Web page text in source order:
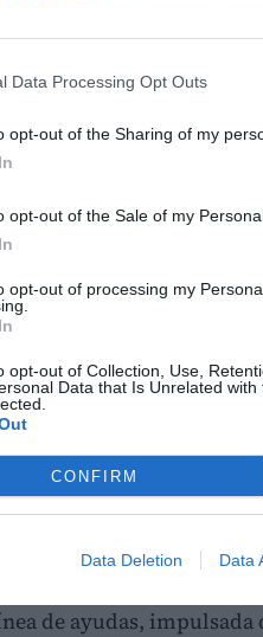
Data Processing Opt Outs
opt-out of the Sharing of my
opt-out of the Sale of my
opt-out of processing my
opt-out of Collection, Use,
Data that Is Unrelated
CONFIRM
Data Deletion Data
del plan
daños ocasionados por
en Soneja y que
ofrecer una
a municipios de
Provincial. El
corrientes
las necesidades
Castellón,Marta
garantiza una
de ayudas,